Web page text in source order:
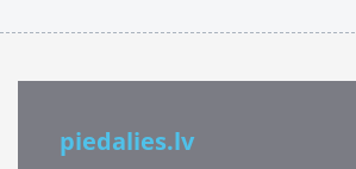
piedalies.lv